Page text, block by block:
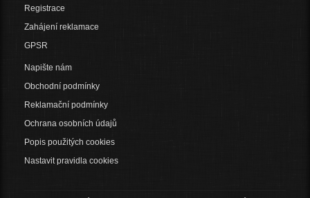
Registrace
Zahájení reklamace
GPSR
Napište nám
Obchodní podmínky
Reklamační podmínky
Ochrana osobních údajů
Popis použitých cookies
Nastavit pravidla cookies